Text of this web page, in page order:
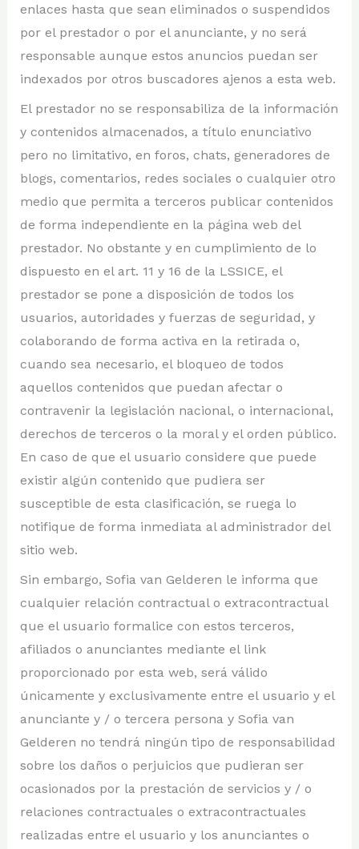
enlaces hasta que sean eliminados o suspendidos
por el prestador o por el anunciante, y no será
responsable aunque estos anuncios puedan ser
indexados por otros buscadores ajenos a esta web.
El prestador no se responsabiliza de la información
y contenidos almacenados, a título enunciativo
pero no limitativo, en foros, chats, generadores de
blogs, comentarios, redes sociales o cualquier otro
medio que permita a terceros publicar contenidos
de forma independiente en la página web del
prestador. No obstante y en cumplimiento de lo
dispuesto en el art. 11 y 16 de la LSSICE, el
prestador se pone a disposición de todos los
usuarios, autoridades y fuerzas de seguridad, y
colaborando de forma activa en la retirada o,
cuando sea necesario, el bloqueo de todos
aquellos contenidos que puedan afectar o
contravenir la legislación nacional, o internacional,
derechos de terceros o la moral y el orden público.
En caso de que el usuario considere que puede
existir algún contenido que pudiera ser
susceptible de esta clasificación, se ruega lo
notifique de forma inmediata al administrador del
sitio web.
Sin embargo, Sofia van Gelderen le informa que
cualquier relación contractual o extracontractual
que el usuario formalice con estos terceros,
afiliados o anunciantes mediante el link
proporcionado por esta web, será válido
únicamente y exclusivamente entre el usuario y el
anunciante y / o tercera persona y Sofia van
Gelderen no tendrá ningún tipo de responsabilidad
sobre los daños o perjuicios que pudieran ser
ocasionados por la prestación de servicios y / o
relaciones contractuales o extracontractuales
realizadas entre el usuario y los anunciantes o